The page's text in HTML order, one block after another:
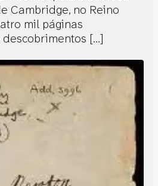
Cambridge, no Reino
mil páginas
[…]